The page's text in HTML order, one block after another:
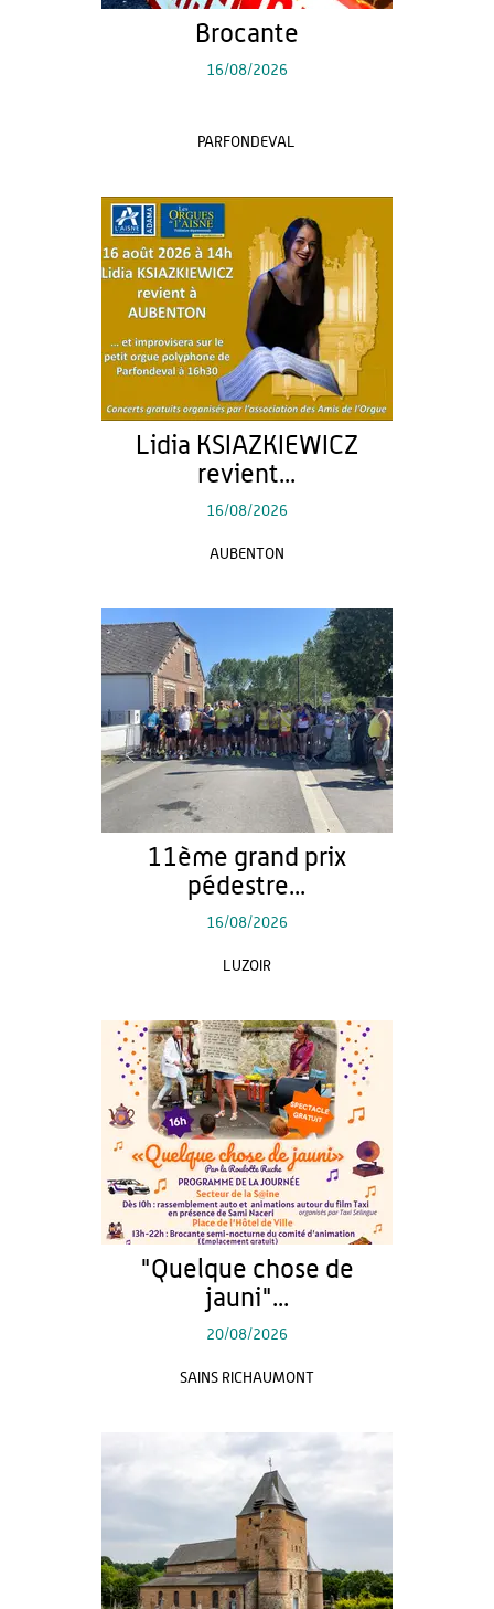
Brocante
16/08/2026
PARFONDEVAL
Lidia KSIAZKIEWICZ
revient...
16/08/2026
AUBENTON
11ème grand prix
pédestre...
16/08/2026
LUZOIR
"Quelque chose de
jauni"...
20/08/2026
SAINS RICHAUMONT